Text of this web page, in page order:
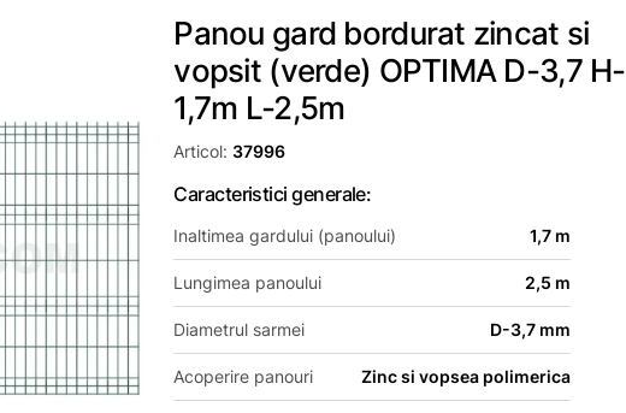
Panou gard bordurat zincat si
vopsit (verde) OPTIMA D-3,7 H-
1,7m L-2,5m
Articol: 37996
Caracteristici generale:
Inaltimea gardului (panoului) 1,7 m
Lungimea panoului 2,5 m
Diametrul sarmei D-3,7 mm
Acoperire panouri Zinc si vopsea polimerica